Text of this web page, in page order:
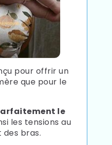
pour offrir un
que pour le
le
les tensions au
des bras.